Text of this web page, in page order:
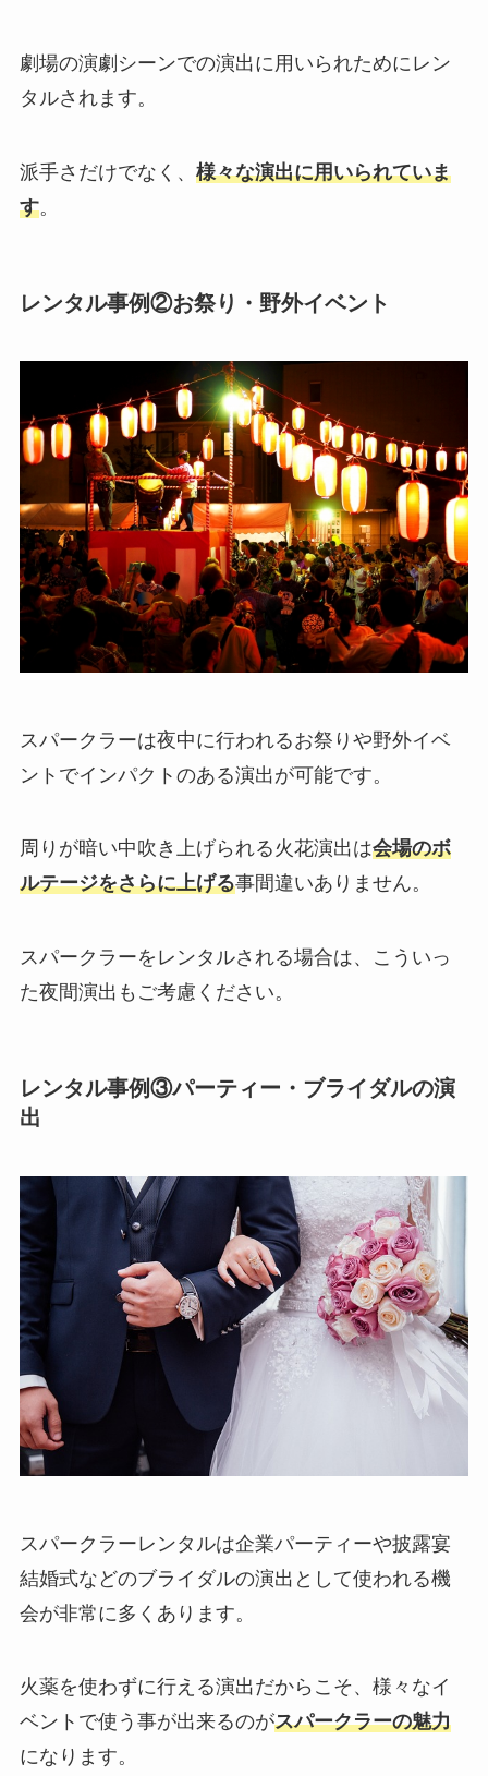
劇場の演劇シーンでの演出に用いられためにレン
タルされます。
派手さだけでなく、 様々な演出に用いられていま
す。
レンタル事例②お祭り・野外イベント
スパークラーは夜中に行われるお祭りや野外イベ
ントでインパクトのある演出が可能です。
周りが暗い中吹き上げられる火花演出は会場のボ
ルテージをさらに上げる事間違いありません。
スパークラーをレンタルされる場合は、こういっ
た夜間演出もご考慮ください。
レンタル事例③パーティー・ブライダルの演
出
スパークラーレンタルは企業パーティーや披露宴
結婚式などのブライダルの演出として使われる機
会が非常に多くあります。
火薬を使わずに行える演出だからこそ、様々なイ
ベントで使う事が出来るのがスパークラーの魅力
になります。